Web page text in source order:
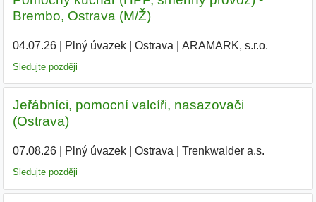
Brembo, Ostrava (M/Ž)
04.07.26| Plný úvazek| Ostrava ARAMARK, s.r.o.
Sledujte později
Jeřábníci, pomocní valcíři, nasazovači
(Ostrava)
07.08.26| Plný úvazek| Ostrava Trenkwalder a.s.
Sledujte později